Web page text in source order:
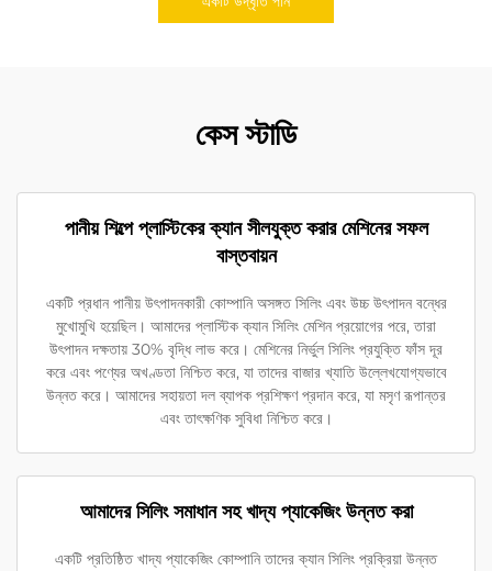
কেস স্টাডি
পানীয় শিল্পে প্লাস্টিকের ক্যান সীলযুক্ত করার মেশিনের সফল
বাস্তবায়ন
একটি প্রধান পানীয় উৎপাদনকারী কোম্পানি অসঙ্গত সিলিং এবং উচ্চ উৎপাদন বন্ধের
মুখোমুখি হয়েছিল। আমাদের প্লাস্টিক ক্যান সিলিং মেশিন প্রয়োগের পরে, তারা
উৎপাদন দক্ষতায় 30% বৃদ্ধি লাভ করে। মেশিনের নির্ভুল সিলিং প্রযুক্তি ফাঁস দূর
করে এবং পণ্যের অখণ্ডতা নিশ্চিত করে, যা তাদের বাজার খ্যাতি উল্লেখযোগ্যভাবে
উন্নত করে। আমাদের সহায়তা দল ব্যাপক প্রশিক্ষণ প্রদান করে, যা মসৃণ রূপান্তর
এবং তাৎক্ষণিক সুবিধা নিশ্চিত করে।
আমাদের সিলিং সমাধান সহ খাদ্য প্যাকেজিং উন্নত করা
একটি প্রতিষ্ঠিত খাদ্য প্যাকেজিং কোম্পানি তাদের ক্যান সিলিং প্রক্রিয়া উন্নত